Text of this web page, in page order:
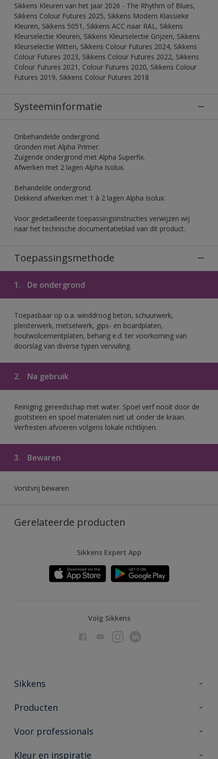
Sikkens Kleuren van het Jaar 2026 - The Rhythm of Blues,
Sikkens Colour Futures 2025, Sikkens Modern Klassieke
Kleuren, Sikkens 5051, Sikkens ACC naar RAL, Sikkens
Kleurselectie Kleuren, Sikkens Kleurselectie Grijzen, Sikkens
Kleurselectie Witten, Sikkens Colour Futures 2024, Sikkens
Colour Futures 2023, Sikkens Colour Futures 2022, Sikkens
Colour Futures 2021, Colour Futures 2020, Sikkens Colour
Futures 2019, Sikkens Colour Futures 2018
Systeeminformatie
Onbehandelde ondergrond.
Gronden met Alpha Primer.
Zuigende ondergrond met Alpha Superfix.
Afwerken met 2 lagen Alpha Isolux.
Behandelde ondergrond.
Dekkend afwerken met 1 à 2 lagen Alpha Isolux.
Voor gedetailleerde toepassingsinstructies verwijzen wij
naar het technische documentatieblad van dit product.
Toepassingsmethode
1. De ondergrond
Toepasbaar op o.a. winddroog beton, schuurwerk,
pleisterwerk, metselwerk, gips- en boardplaten,
houtwolcementplaten, behang e.d. ter voorkoming van
doorslag van diverse typen vervuiling.
2. Na gebruik
Reiniging gereedschap met water. Spoel verf nooit door de
gootsteen en spoel materialen niet uit onder de kraan.
Verfresten afvoeren volgens lokale richtlijnen.
3. Bewaren
Vorstvrij bewaren
Gerelateerde producten
Sikkens Expert App
Volg Sikkens
Sikkens
Over Sikkens
Duurzaamheid
Producten
Producten voor binnen
Vind je verkooppunt
Voor professionals
Advies & service
Kleur en inspiratie